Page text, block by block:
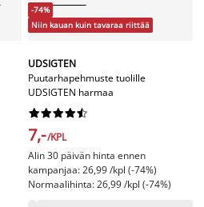
-74%
Niin kauan kuin tavaraa riittää
UDSIGTEN
Puutarhapehmuste tuolille
UDSIGTEN harmaa






7,-/KPL
Alin 30 päivän hinta ennen
kampanjaa: 26,99 /kpl (-74%)
Normaalihinta: 26,99 /kpl (-74%)